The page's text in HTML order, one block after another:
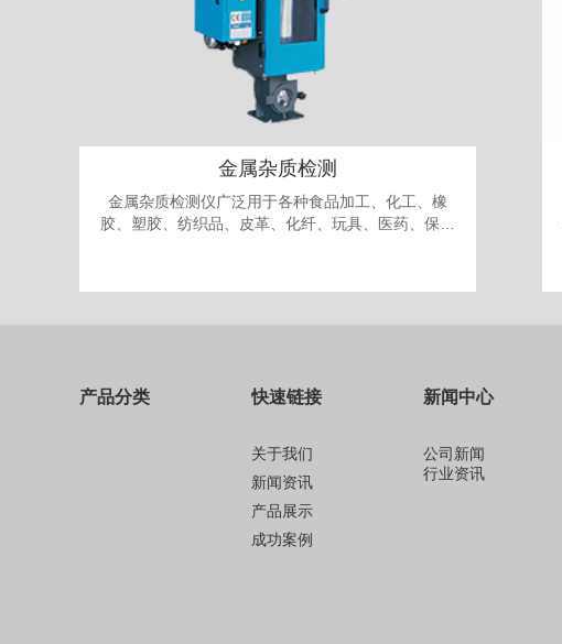
金属杂质检测
金属杂质检测仪广泛用于各种食品加工、化工、橡
胶、塑胶、纺织品、皮革、化纤、玩具、医药、保健
产品分类 快速链接
关于我们
新闻资讯
产品展示
成功案例
新闻中心
公司新闻
行业资讯